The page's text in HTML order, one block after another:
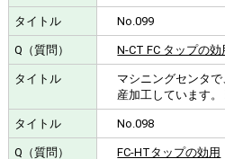
No.099
N-CT FC タップの効
マシニングセンタ
産加工しています。
No.098
FC-HTタップの効用